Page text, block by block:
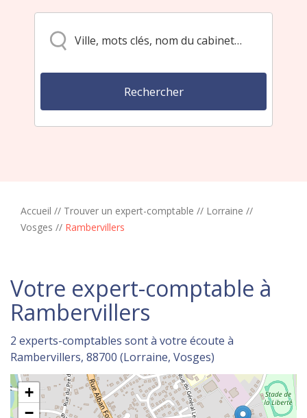
Accueil // Trouver un expert-comptable // Lorraine //
Vosges // Rambervillers
Votre expert-comptable à
Rambervillers
2 experts-comptables sont à votre écoute à
Rambervillers, 88700 (Lorraine, Vosges)
+
−